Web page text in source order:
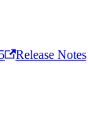
Release Notes